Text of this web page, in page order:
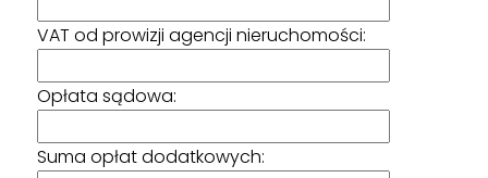
VAT od prowizji agencji nieruchomości:
Opłata sądowa:
Suma opłat dodatkowych: